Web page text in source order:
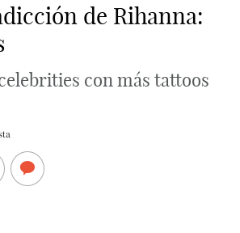
de Rihanna:
con más tattoos